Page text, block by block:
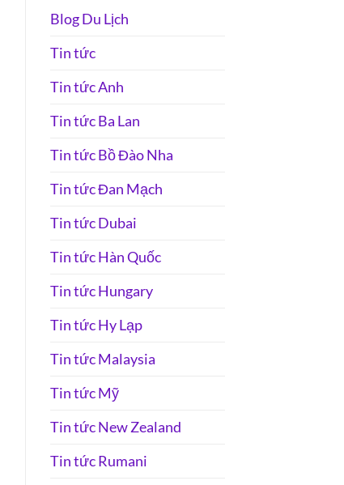
Blog Du Lịch
Tin tức
Tin tức Anh
Tin tức Ba Lan
Tin tức Bồ Đào Nha
Tin tức Đan Mạch
Tin tức Dubai
Tin tức Hàn Quốc
Tin tức Hungary
Tin tức Hy Lạp
Tin tức Malaysia
Tin tức Mỹ
Tin tức New Zealand
Tin tức Rumani